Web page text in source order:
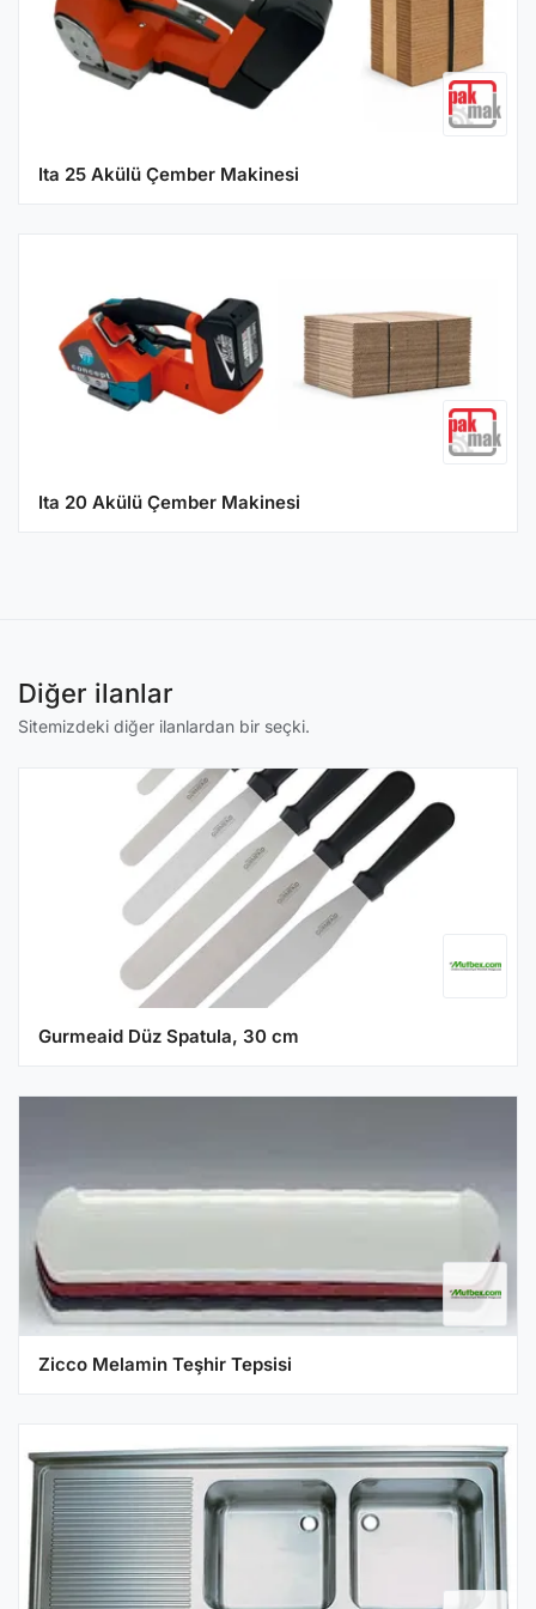
Ita 25 Akülü Çember Makinesi
Ita 20 Akülü Çember Makinesi
Diğer ilanlar
Sitemizdeki diğer ilanlardan bir seçki.
Gurmeaid Düz Spatula, 30 cm
Zicco Melamin Teşhir Tepsisi